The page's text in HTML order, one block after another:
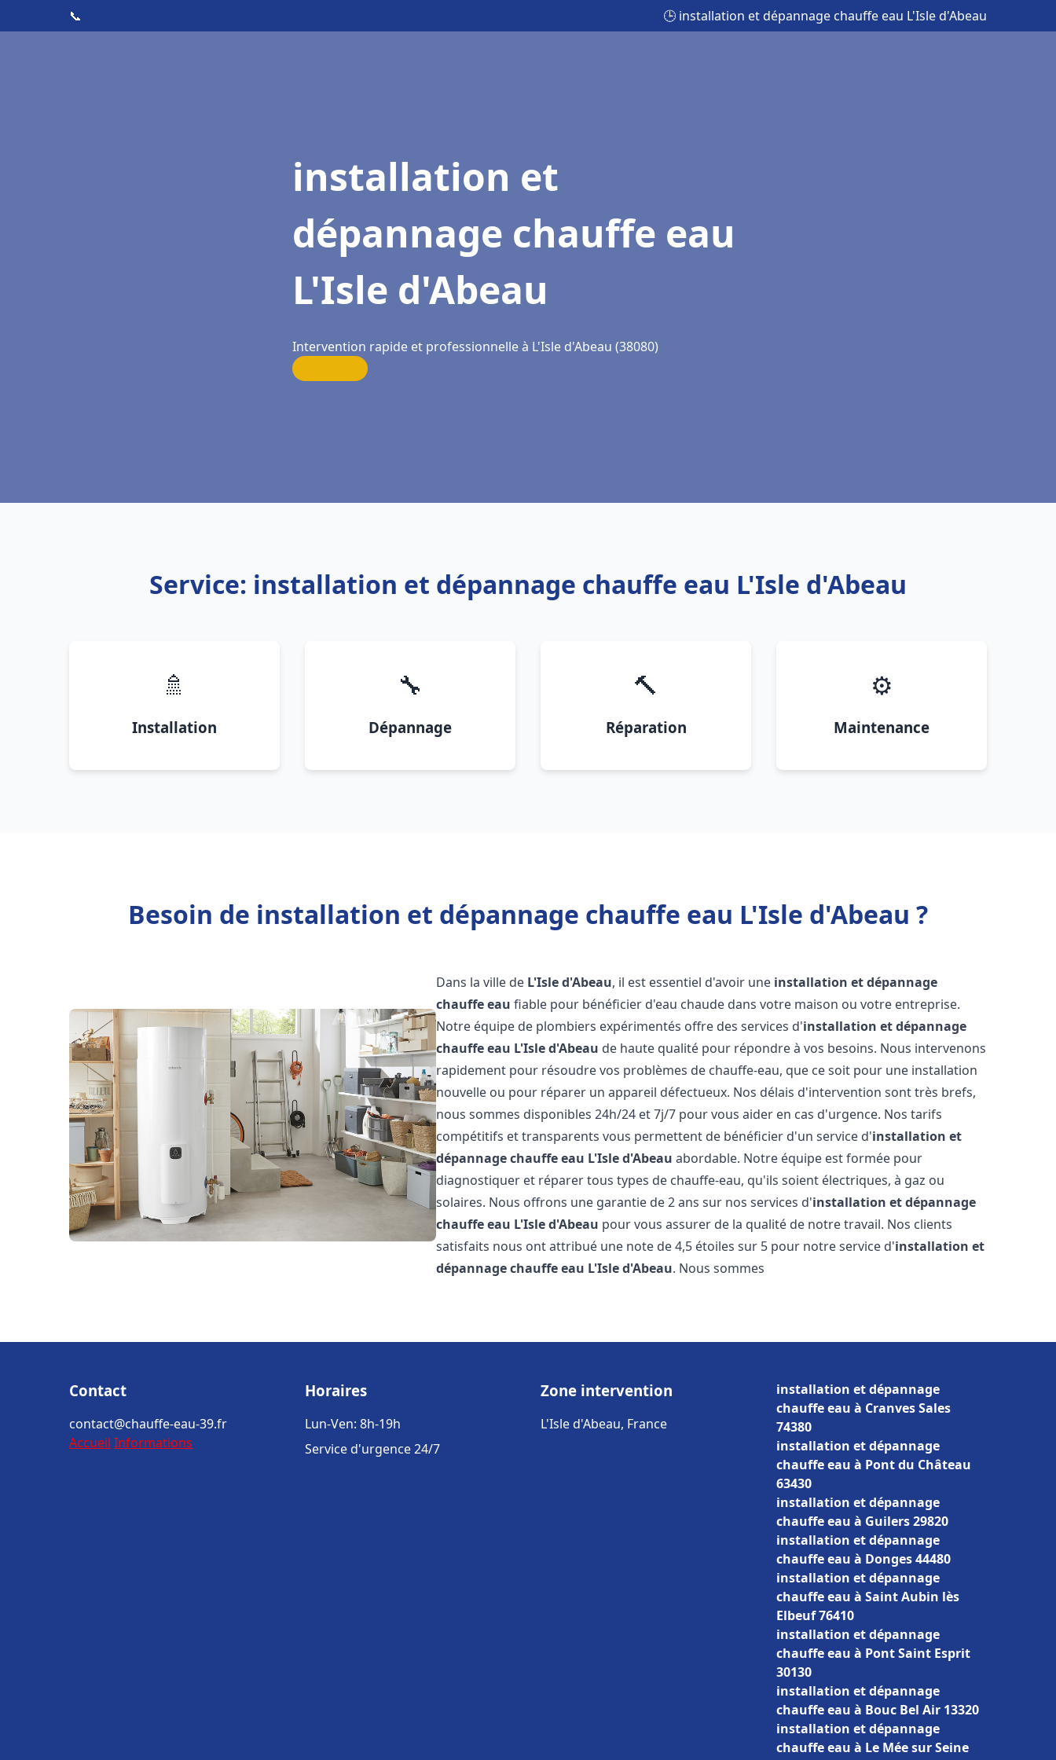
📞 🕒 installation et dépannage chauffe eau L'Isle d'Abeau
installation et
dépannage chauffe eau
L'Isle d'Abeau
Intervention rapide et professionnelle à L'Isle d'Abeau (38080)
Service: installation et dépannage chauffe eau L'Isle d'Abeau
🚿
Installation
🔧
Dépannage
🔨
Réparation
⚙️
Maintenance
Besoin de installation et dépannage chauffe eau L'Isle d'Abeau ?
Dans la ville de L'Isle d'Abeau, il est essentiel d'avoir une installation et dépannage
chauffe eau fiable pour bénéficier d'eau chaude dans votre maison ou votre entreprise.
Notre équipe de plombiers expérimentés offre des services d'installation et dépannage
chauffe eau L'Isle d'Abeau de haute qualité pour répondre à vos besoins. Nous intervenons
rapidement pour résoudre vos problèmes de chauffe-eau, que ce soit pour une installation
nouvelle ou pour réparer un appareil défectueux. Nos délais d'intervention sont très brefs,
nous sommes disponibles 24h/24 et 7j/7 pour vous aider en cas d'urgence. Nos tarifs
compétitifs et transparents vous permettent de bénéficier d'un service d'installation et
dépannage chauffe eau L'Isle d'Abeau abordable. Notre équipe est formée pour
diagnostiquer et réparer tous types de chauffe-eau, qu'ils soient électriques, à gaz ou
solaires. Nous offrons une garantie de 2 ans sur nos services d'installation et dépannage
chauffe eau L'Isle d'Abeau pour vous assurer de la qualité de notre travail. Nos clients
satisfaits nous ont attribué une note de 4,5 étoiles sur 5 pour notre service d'installation et
dépannage chauffe eau L'Isle d'Abeau. Nous sommes
Contact
contact@chauffe-eau-39.fr
Accueil Informations
Horaires
Lun-Ven: 8h-19h
Service d'urgence 24/7
Zone intervention
L'Isle d'Abeau, France
installation et dépannage
chauffe eau à Cranves Sales
74380
installation et dépannage
chauffe eau à Pont du Château
63430
installation et dépannage
chauffe eau à Guilers 29820
installation et dépannage
chauffe eau à Donges 44480
installation et dépannage
chauffe eau à Saint Aubin lès
Elbeuf 76410
installation et dépannage
chauffe eau à Pont Saint Esprit
30130
installation et dépannage
chauffe eau à Bouc Bel Air 13320
installation et dépannage
chauffe eau à Le Mée sur Seine